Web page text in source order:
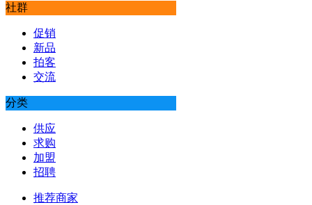
社群
促销
新品
拍客
交流
分类
供应
求购
加盟
招聘
推荐商家